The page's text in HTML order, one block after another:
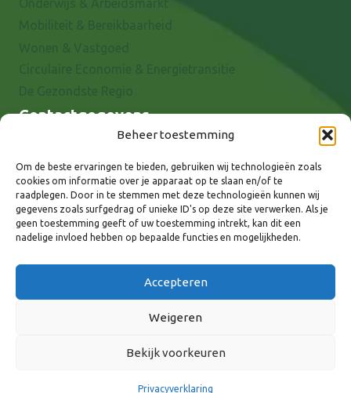
Beheer toestemming
Om de beste ervaringen te bieden, gebruiken wij technologieën zoals
cookies om informatie over je apparaat op te slaan en/of te
raadplegen. Door in te stemmen met deze technologieën kunnen wij
gegevens zoals surfgedrag of unieke ID's op deze site verwerken. Als je
geen toestemming geeft of uw toestemming intrekt, kan dit een
nadelige invloed hebben op bepaalde functies en mogelijkheden.
Accepteren
Weigeren
Bekijk voorkeuren
Privacyverklaring
Contactgegevens
7001 EX Doetinchem
E-mail: info@8rhk.nl
Telefoonnummers
Privacyverklaring